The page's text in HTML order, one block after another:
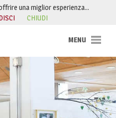
una miglior esperienza…
CHIUDI